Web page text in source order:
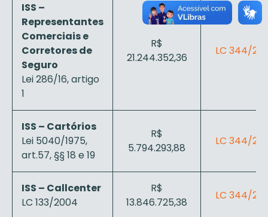
ISS –
Representantes
Comerciais e
Corretores de
Seguro
Lei 286/16, artigo
1
R$
21.244.352,36
LC 344/
ISS – Cartórios
Lei 5040/1975,
art.57, §§ 18 e 19
R$
5.794.293,88
LC 344/
ISS – Callcenter
LC 133/2004
R$
13.846.725,38
LC 344/